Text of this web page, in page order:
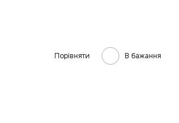
Порівняти В бажання